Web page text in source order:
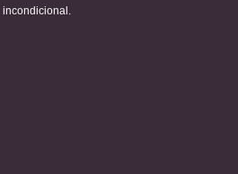
incondicional.